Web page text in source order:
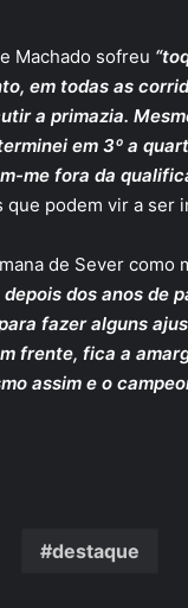
Machado sofreu
em todas as
a primazia.
em 3º a
me fora da
podem vir a ser
de Sever como
dos anos de
fazer alguns
frente, fica a
assim e o
destaque